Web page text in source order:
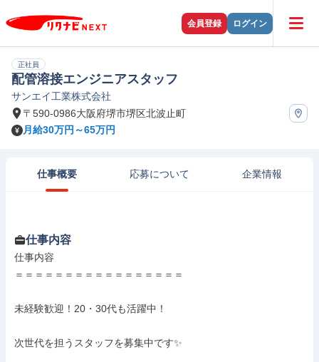
会員登録 ログイン
正社員
配管溶接エンジニアスタッフ
サンエイ工業株式会社
〒590-0986大阪府堺市堺区北波止町
月給30万円～65万円
仕事概要 応募について 企業情報
仕事内容
仕事内容
＝＝＝＝＝＝＝＝＝＝＝＝＝＝＝＝＝
未経験歓迎！20・30代も活躍中！
次世代を担うスタッフを募集中です✨